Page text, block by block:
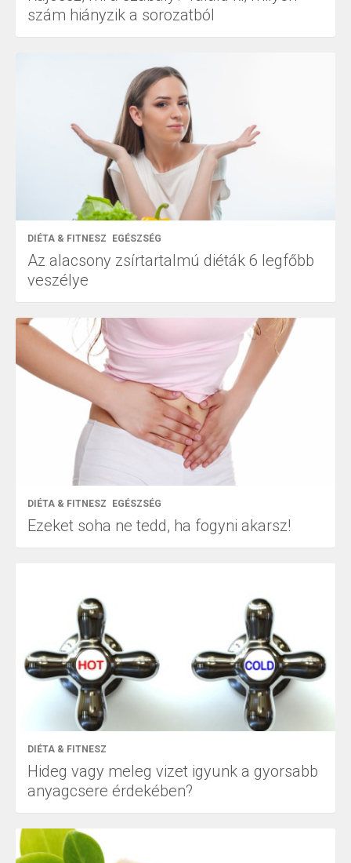
szám hiányzik a sorozatból
DIÉTA & FITNESZ EGÉSZSÉG
Az alacsony zsírtartalmú diéták 6 legfőbb
veszélye
DIÉTA & FITNESZ EGÉSZSÉG
Ezeket soha ne tedd, ha fogyni akarsz!
DIÉTA & FITNESZ
Hideg vagy meleg vizet igyunk a gyorsabb
anyagcsere érdekében?